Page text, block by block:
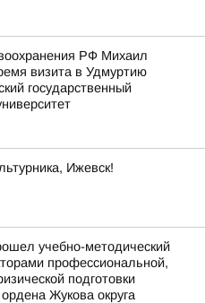
РФ Михаил
визита в Удмуртию
государственный
Ижевск!
учебно-методический
профессиональной,
подготовки
Жукова округа